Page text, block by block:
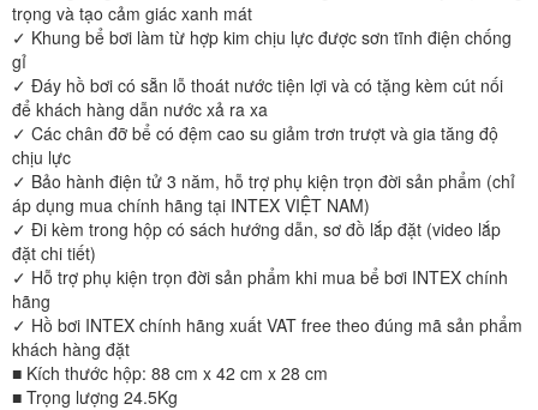
trọng và tạo cảm giác xanh mát
✓ Khung bể bơi làm từ hợp kim chịu lực được sơn tĩnh điện chống
gỉ
✓ Đáy hồ bơi có sẵn lỗ thoát nước tiện lợi và có tặng kèm cút nối
để khách hàng dẫn nước xả ra xa
✓ Các chân đỡ bể có đệm cao su giảm trơn trượt và gia tăng độ
chịu lực
✓ Bảo hành điện tử 3 năm, hỗ trợ phụ kiện trọn đời sản phẩm (chỉ
áp dụng mua chính hãng tại INTEX VIỆT NAM)
✓ Đi kèm trong hộp có sách hướng dẫn, sơ đồ lắp đặt (video lắp
đặt chi tiết)
✓ Hỗ trợ phụ kiện trọn đời sản phẩm khi mua bể bơi INTEX chính
hãng
✓ Hồ bơi INTEX chính hãng xuất VAT free theo đúng mã sản phẩm
khách hàng đặt
■ Kích thước hộp: 88 cm x 42 cm x 28 cm
■ Trọng lượng 24.5Kg